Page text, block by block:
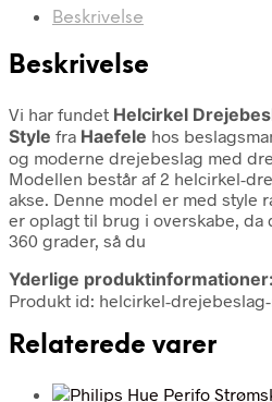
Beskrivelse
Beskrivelse
Vi har fundet Helcirkel
Style fra Haefele hos
og moderne drejebeslag med
Modellen består af 2 helcirkel-
akse. Denne model er med style
er oplagt til brug i overskabe, da
360 grader, så du
Yderlige produktinformationer:
Produkt id: helcirkel-
Relaterede varer